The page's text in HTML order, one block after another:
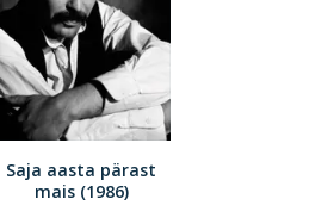
Saja aasta pärast
mais (1986)